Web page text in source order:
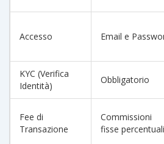
Accesso Email e
KYC (Verifica
Identità)
Obbligatorio
Fee di
Transazione
Commissioni
fisse percentuali